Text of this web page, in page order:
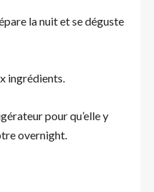
la nuit et se déguste
ingrédients.
pour qu’elle y
overnight.